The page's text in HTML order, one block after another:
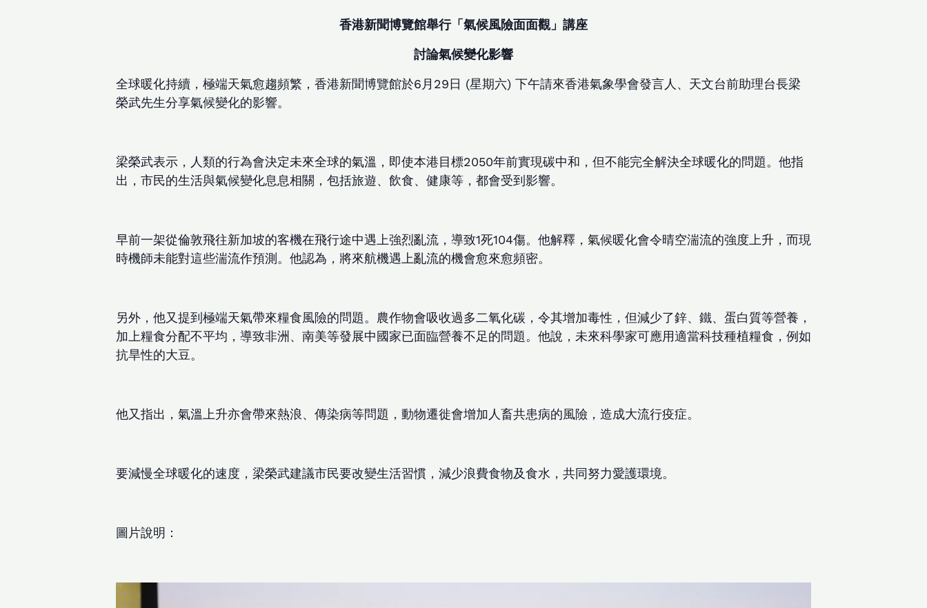
香港新聞博覽館舉行「氣候風險面面觀」講座
討論氣候變化影響
全球暖化持續，極端天氣愈趨頻繁，香港新聞博覽館於6月29日 (星期六) 下午請來香港氣象學會發言人、天文台前助理台長梁
榮武先生分享氣候變化的影響。
梁榮武表示，人類的行為會決定未來全球的氣溫，即使本港目標2050年前實現碳中和，但不能完全解決全球暖化的問題。他指
出，市民的生活與氣候變化息息相關，包括旅遊、飲食、健康等，都會受到影響。
早前一架從倫敦飛往新加坡的客機在飛行途中遇上強烈亂流，導致1死104傷。他解釋，氣候暖化會令晴空湍流的強度上升，而現
時機師未能對這些湍流作預測。他認為，將來航機遇上亂流的機會愈來愈頻密。
另外，他又提到極端天氣帶來糧食風險的問題。農作物會吸收過多二氧化碳，令其增加毒性，但減少了鋅、鐵、蛋白質等營養，
加上糧食分配不平均，導致非洲、南美等發展中國家已面臨營養不足的問題。他說，未來科學家可應用適當科技種植糧食，例如
抗旱性的大豆。
他又指出，氣溫上升亦會帶來熱浪、傳染病等問題，動物遷徙會增加人畜共患病的風險，造成大流行疫症。
要減慢全球暖化的速度，梁榮武建議市民要改變生活習慣，減少浪費食物及食水，共同努力愛護環境。
圖片說明：